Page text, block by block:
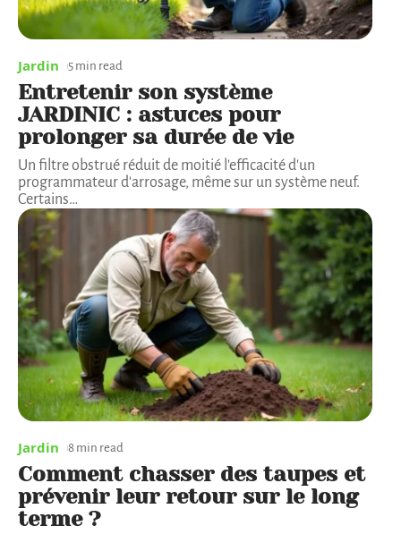
Jardin 5 min read
Entretenir son système
JARDINIC : astuces pour
prolonger sa durée de vie
Un filtre obstrué réduit de moitié l'efficacité d'un
programmateur d'arrosage, même sur un système neuf.
Certains…
Jardin 8 min read
Comment chasser des taupes et
prévenir leur retour sur le long
terme ?